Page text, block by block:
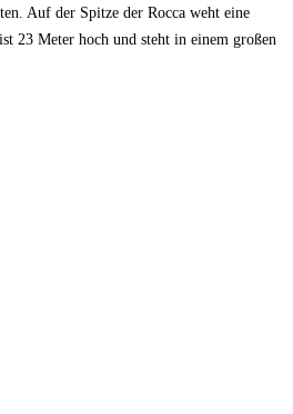
Auf der Spitze der Rocca weht eine
23 Meter hoch und steht in einem großen